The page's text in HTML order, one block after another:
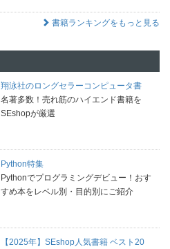
書籍ランキングをもっと見る
翔泳社のロングセラーコンピュータ書
名著多数！売れ筋のハイエンド書籍を
SEshopが厳選
Python特集
Pythonでプログラミングデビュー！おす
すめ本をレベル別・目的別にご紹介
【2025年】SEshop人気書籍 ベスト20